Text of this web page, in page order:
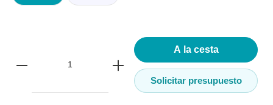
A la cesta
Solicitar presupuesto